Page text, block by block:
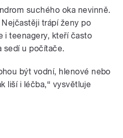
suchého oka nevinně.
trápí ženy po
i teenagery, kteří často
sedí u počítače.
být vodní, hlenové nebo
liší i léčba,“ vysvětluje